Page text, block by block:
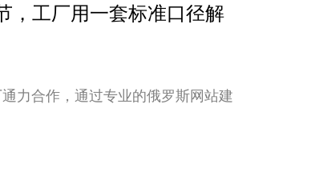
，工厂用一套标准口径解
力合作，通过专业的俄罗斯网站建